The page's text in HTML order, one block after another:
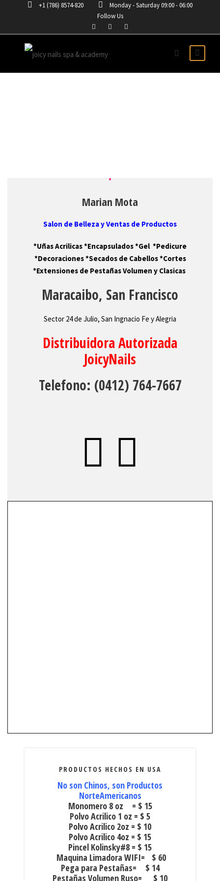
+1 (786) 8574-820
Monday - Saturday 09:00 - 06:00
Follow Us
Marian Mota
Salon de Belleza y Ventas de Productos
*Uñas Acrilicas *Encapsulados *Gel *Pedicure
*Decoraciones *Secados de Cabellos *Cortes
*Extensiones de Pestañas Volumen y Clasicas
Maracaibo, San Francisco
Sector 24 de Julio, San Ingnacio Fe y Alegria
Distribuidora Autorizada
JoicyNails
Telefono: (0412) 764-7667
PRODUCTOS HECHOS EN USA
No son Chinos, son Productos
NorteAmericanos
Monomero 8 oz = $ 15
Polvo Acrilico 1 oz = $ 5
Polvo Acrilico 2oz = $ 10
Polvo Acrilico 4oz = $ 15
Pincel Kolinsky#8 = $ 15
Maquina Limadora WIFI= $ 60
Pega para Pestañas= $ 14
Pestañas Volumen Ruso= $ 10